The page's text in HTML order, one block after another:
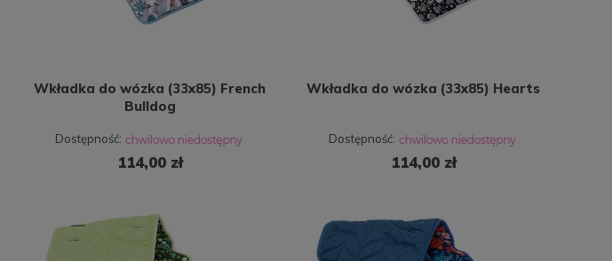
Wkładka do wózka (33x85) French
Bulldog
Dostępność:
114,00 zł
Wkładka do wózka (33x85) Hearts
Dostępność:
114,00 zł